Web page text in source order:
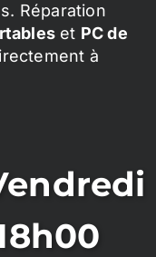
Réparation
et PC de
à